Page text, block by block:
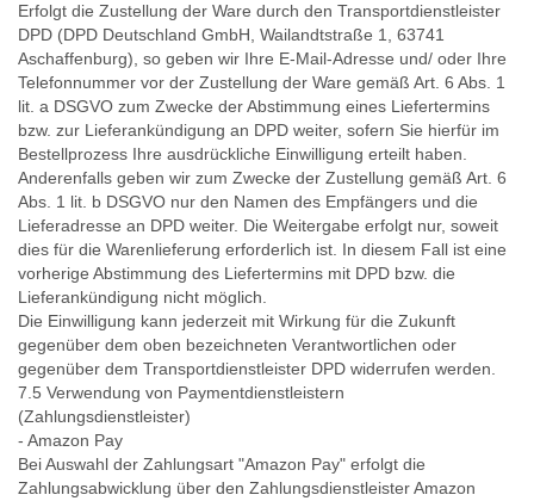
Erfolgt die Zustellung der Ware durch den Transportdienstleister
DPD (DPD Deutschland GmbH, Wailandtstraße 1, 63741
Aschaffenburg), so geben wir Ihre E-Mail-Adresse und/ oder Ihre
Telefonnummer vor der Zustellung der Ware gemäß Art. 6 Abs. 1
lit. a DSGVO zum Zwecke der Abstimmung eines Liefertermins
bzw. zur Lieferankündigung an DPD weiter, sofern Sie hierfür im
Bestellprozess Ihre ausdrückliche Einwilligung erteilt haben.
Anderenfalls geben wir zum Zwecke der Zustellung gemäß Art. 6
Abs. 1 lit. b DSGVO nur den Namen des Empfängers und die
Lieferadresse an DPD weiter. Die Weitergabe erfolgt nur, soweit
dies für die Warenlieferung erforderlich ist. In diesem Fall ist eine
vorherige Abstimmung des Liefertermins mit DPD bzw. die
Lieferankündigung nicht möglich.
Die Einwilligung kann jederzeit mit Wirkung für die Zukunft
gegenüber dem oben bezeichneten Verantwortlichen oder
gegenüber dem Transportdienstleister DPD widerrufen werden.
7.5 Verwendung von Paymentdienstleistern
(Zahlungsdienstleister)
- Amazon Pay
Bei Auswahl der Zahlungsart "Amazon Pay" erfolgt die
Zahlungsabwicklung über den Zahlungsdienstleister Amazon